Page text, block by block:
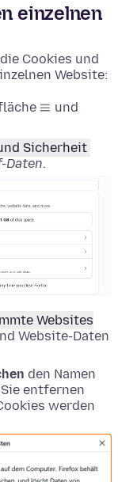
einzelnen
Cookies und
Website:
und
Sicherheit
Daten.
Websites
Website-Daten
den Namen
entfernen
werden